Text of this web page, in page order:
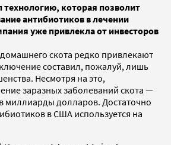
технологию, которая позволит
антибиотиков в лечении
уже привлекла от инвесторов
скота редко привлекают
составил, пожалуй, лишь
Несмотря на это,
заразных заболеваний скота —
миллиарды долларов. Достаточно
в США используется на